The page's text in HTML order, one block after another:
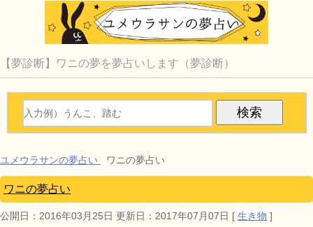
【夢診断】ワニの夢を夢占いします（夢診断）
ユメウラサンの夢占い ワニの夢占い
ワニの夢占い
公開日： 2016年03月25日 更新日： 2017年07月07日 [ 生き物 ]